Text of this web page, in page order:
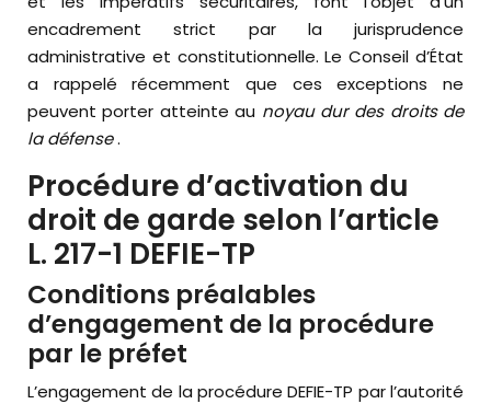
encadrement strict par la jurisprudence
administrative et constitutionnelle. Le Conseil d’État
a rappelé récemment que ces exceptions ne
peuvent porter atteinte au noyau dur des droits de
la défense.
Procédure d’activation du
droit de garde selon l’article
L. 217-1 DEFIE-TP
Conditions préalables
d’engagement de la procédure
par le préfet
L’engagement de la procédure DEFIE-TP par l’autorité